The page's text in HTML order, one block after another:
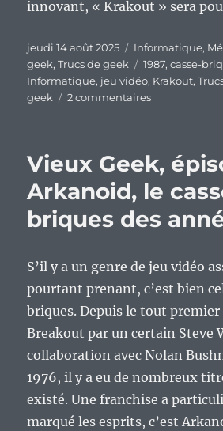
innovant, « Krakout » sera
Publié
le
jeudi 14 août 2025 Catégories
Informatique,
geek,Trucs de geek Étiquettes
1987,casse-
Informatique, jeu vidéo, Krakout,
geek
2 commentairessur
391
Krakout,
un
casse-
innovant.
Vieux Geek,
Arkanoid, le
briques des
S’il y a un genre de jeu vidéo
pourtant prenant, c’est bien
briques. Depuis le tout premier
Breakout par un certain Steve
collaboration avec Nolan
1976, il y a eu de nombreux
existé. Une franchise a
marqué les esprits, c’est